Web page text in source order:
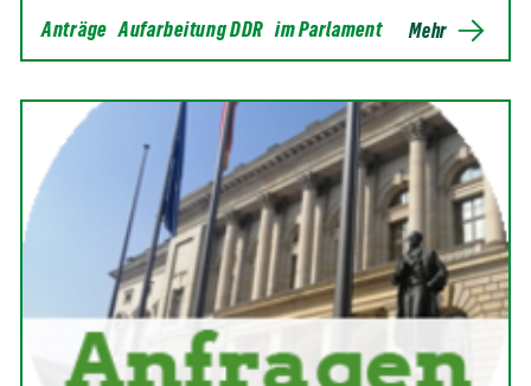
Anträge Aufarbeitung DDR im Parlament Mehr